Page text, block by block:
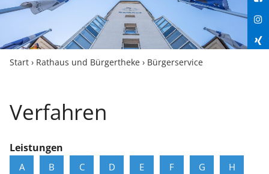
Start › Rathaus und Bürgertheke › Bürgerservice
Verfahren
Leistungen
A B C D E F G H